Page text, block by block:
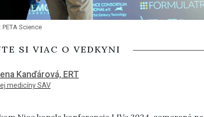
Science
SI VIAC O VEDKYNI
Kanďárová, ERT
medicíny SAV